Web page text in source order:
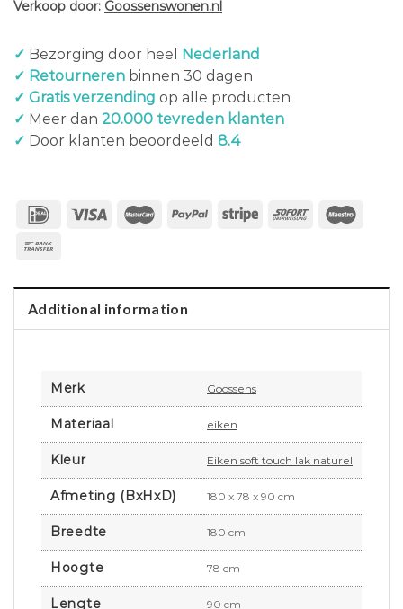
Verkoop door: Goossenswonen.nl
✓ Bezorging door heel
Nederland
✓ Retourneren binnen 30 dagen
✓ Gratis verzending op alle producten
✓ Meer dan 20.000 tevreden klanten
✓ Door klanten beoordeeld 8.4
Additional information
Merk Goossens
Materiaal eiken
Kleur Eiken soft touch lak naturel
Afmeting (BxHxD) 180 x 78 x 90 cm
Breedte 180 cm
Hoogte 78 cm
Lengte 90 cm